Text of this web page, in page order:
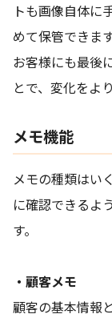
トも画像自体に
めて保管できます
お客様にも最後
とで、変化をよ
メモ機能
メモの種類はい
に確認できるよ
す。
・顧客メモ
顧客の基本情報